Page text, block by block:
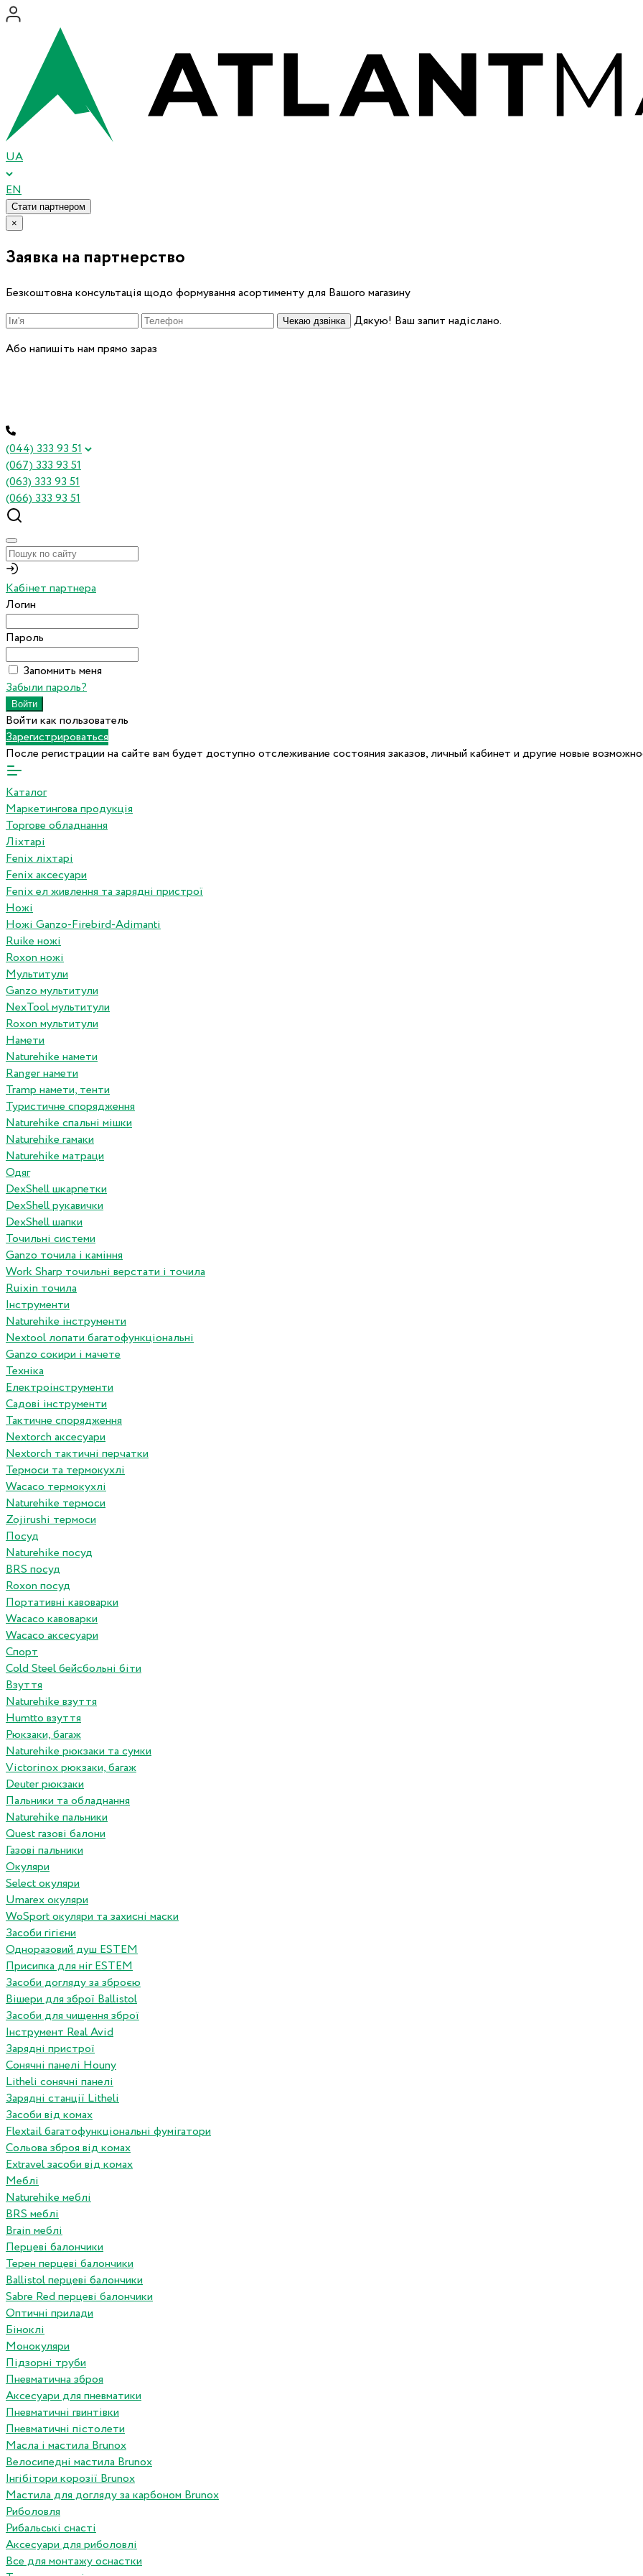
UA
EN
Стати партнером
×
Заявка на партнерство
Безкоштовна консультація щодо формування асортименту для Вашого магазину
Чекаю дзвінка
Дякую! Ваш запит надіслано.
Або напишіть нам прямо зараз
(044) 333 93 51
(067) 333 93 51
(063) 333 93 51
(066) 333 93 51
Кабінет партнера
Логин
Пароль
Запомнить меня
Забыли пароль?
Войти как пользователь
Зарегистрироваться
После регистрации на сайте вам будет доступно отслеживание состояния заказов, личный кабинет и другие новые
Каталог
Маркетингова продукція
Торгове обладнання
Ліхтарі
Fenix ліхтарі
Fenix аксесуари
Fenix ел живлення та зарядні пристрої
Ножі
Ножі Ganzo-Firebird-Adimanti
Ruike ножі
Roxon ножi
Мультитули
Ganzo мультитули
NexTool мультитули
Roxon мультитули
Намети
Naturehike намети
Ranger намети
Tramp намети, тенти
Туристичне спорядження
Naturehike спальні мішки
Naturehike гамаки
Naturehike матраци
Одяг
DexShell шкарпетки
DexShell рукавички
DexShell шапки
Точильні системи
Ganzo точила і каміння
Work Sharp точильні верстати і точила
Ruixin точила
Інструменти
Naturehike інструменти
Nextool лопати багатофункціональні
Ganzo сокири і мачете
Техніка
Електроінструменти
Садові інструменти
Тактичне спорядження
Nextorch аксесуари
Nextorch тактичні перчатки
Термоси та термокухлі
Wacaco термокухлі
Naturehike термоси
Zojirushi термоси
Посуд
Naturehike посуд
BRS посуд
Roxon посуд
Портативні кавоварки
Wacaco кавоварки
Wacaco аксесуари
Спорт
Cold Steel бейсбольні біти
Взуття
Naturehike взуття
Humtto взуття
Рюкзаки, багаж
Naturehike рюкзаки та сумки
Victorinox рюкзаки, багаж
Deuter рюкзаки
Пальники та обладнання
Naturehike пальники
Quest газові балони
Газові пальники
Окуляри
Select окуляри
Umarex окуляри
WoSport окуляри та захисні маски
Засоби гігієни
Одноразовий душ ESTEM
Присипка для ніг ESTEM
Засоби догляду за зброєю
Вішери для зброї Ballistol
Засоби для чищення зброї
Інструмент Real Avid
Зарядні пристрої
Сонячні панелі Houny
Litheli сонячні панелі
Зарядні станції Litheli
Засоби від комах
Flextail багатофункціональні фумігатори
Сольова зброя від комах
Extravel засоби від комах
Меблі
Naturehike меблі
BRS меблі
Brain меблі
Перцеві балончики
Терен перцеві балончики
Ballistol перцеві балончики
Sabre Red перцеві балончики
Оптичні прилади
Біноклі
Монокуляри
Підзорні труби
Пневматична зброя
Аксесуари для пневматики
Пневматичні гвинтівки
Пневматичні пістолети
Масла і мастила Brunox
Велосипедні мастила Brunox
Інгібітори корозії Brunox
Мастила для догляду за карбоном Brunox
Риболовля
Рибальські снасті
Аксесуари для риболовлі
Все для монтажу оснастки